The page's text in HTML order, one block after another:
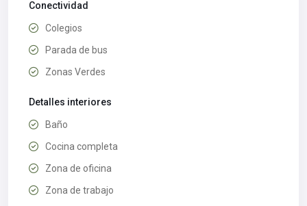
Conectividad
Colegios
Parada de bus
Zonas Verdes
Detalles interiores
Baño
Cocina completa
Zona de oficina
Zona de trabajo